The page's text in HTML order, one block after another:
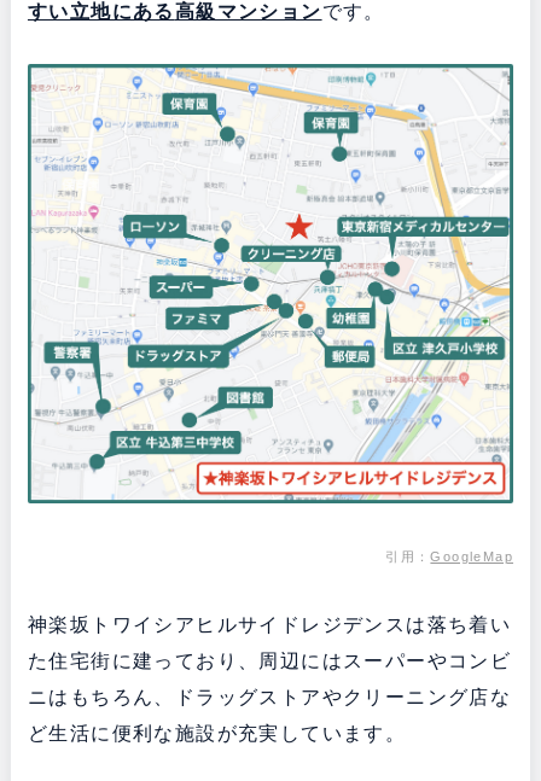
すい立地にある 高級マンションです。
引用 ：GoogleMap
神楽坂トワイシアヒルサイドレジデンスは落ち着い
た住宅街に建っており、周辺にはスーパーやコンビ
ニはもちろん、ドラッグストアやクリーニング店な
ど生活に便利な施設が充実しています。